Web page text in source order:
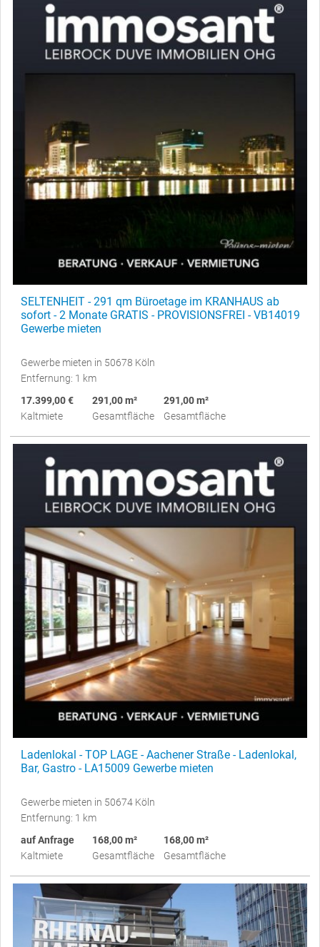
SELTENHEIT - 291 qm Büroetage im KRANHAUS ab
sofort - 2 Monate GRATIS - PROVISIONSFREI - VB14019
Gewerbe mieten
Gewerbe mieten in 50678 Köln
Entfernung: 1 km
17.399,00 €
Kaltmiete
291,00 m²
Gesamtfläche
291,00 m²
Gesamtfläche
Ladenlokal - TOP LAGE - Aachener Straße - Ladenlokal,
Bar, Gastro - LA15009 Gewerbe mieten
Gewerbe mieten in 50674 Köln
Entfernung: 1 km
auf Anfrage
Kaltmiete
168,00 m²
Gesamtfläche
168,00 m²
Gesamtfläche